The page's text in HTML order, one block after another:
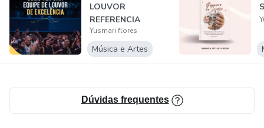
LOUVOR
REFERENCIA
Yusmari flores
Música e Artes
Dúvidas frequentes